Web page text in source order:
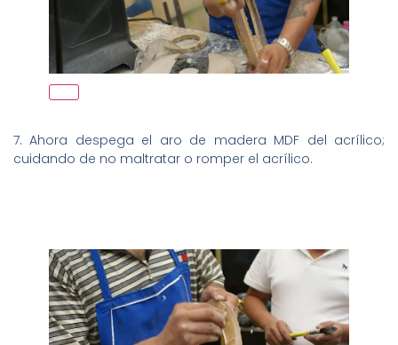
7. Ahora despega el aro de madera MDF del acrílico;
cuidando de no maltratar o romper el acrílico.